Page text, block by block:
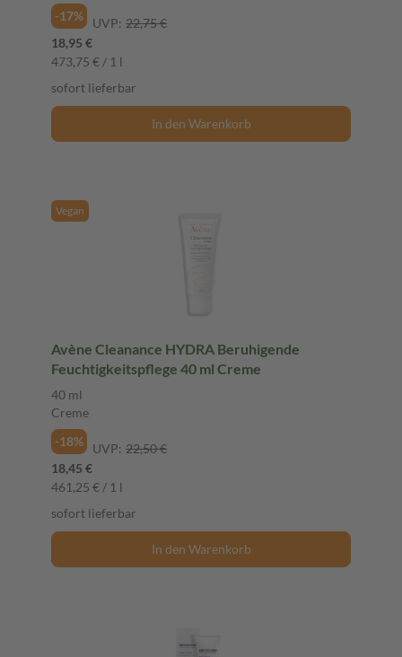
-17% UVP: 22,75 €
18,95 €
473,75 € / 1 l
sofort lieferbar
In den Warenkorb
Vegan
Avène Cleanance HYDRA Beruhigende
Feuchtigkeitspflege 40 ml Creme
40 ml
Creme
-18%
UVP: 22,50 €
18,45 €
461,25 € / 1 l
sofort lieferbar
In den Warenkorb